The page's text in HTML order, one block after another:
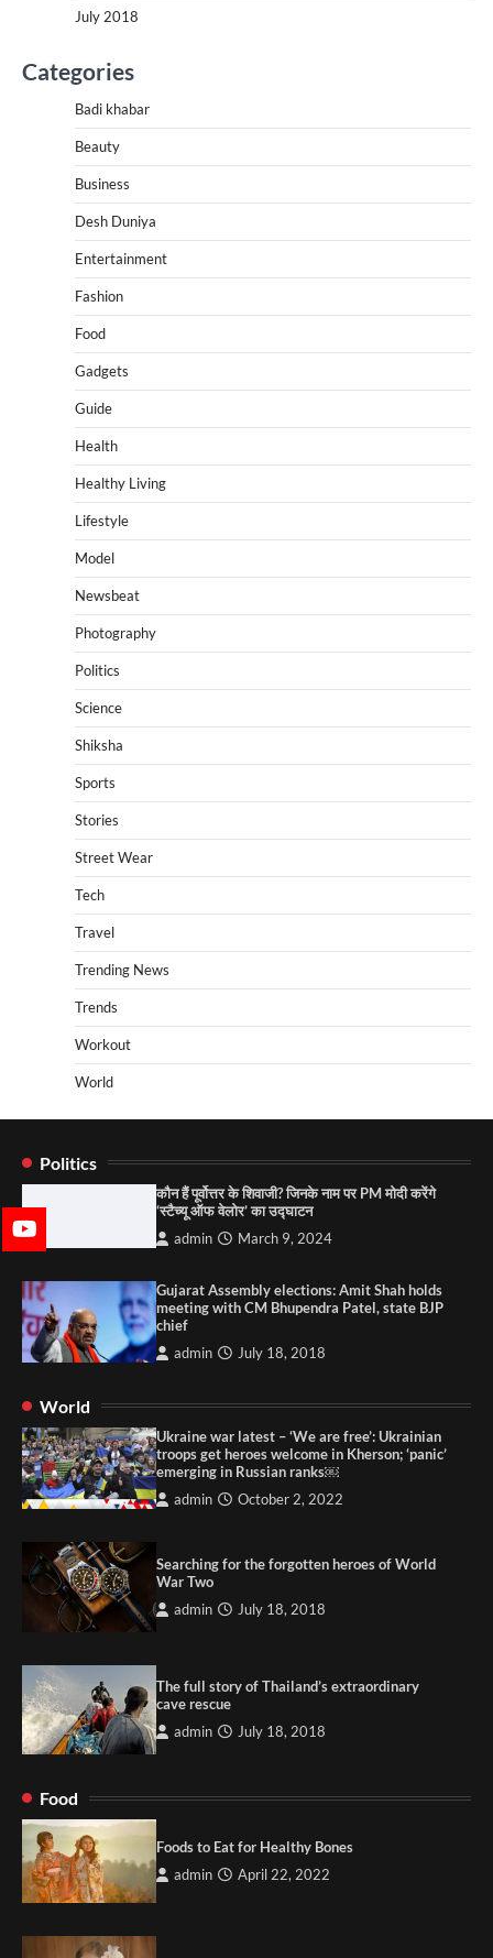
July 2018
Categories
Badi khabar
Beauty
Business
Desh Duniya
Entertainment
Fashion
Food
Gadgets
Guide
Health
Healthy Living
Lifestyle
Model
Newsbeat
Photography
Politics
Science
Shiksha
Sports
Stories
Street Wear
Tech
Travel
Trending News
Trends
Workout
World
Politics
कौन हैं पूर्वोत्तर के शिवाजी? जिनके नाम पर PM मोदी करेंगे
‘स्टैच्यू ऑफ वेलोर’ का उद्घाटन
admin March 9, 2024
Gujarat Assembly elections: Amit Shah holds
meeting with CM Bhupendra Patel, state BJP
chief
admin July 18, 2018
World
Ukraine war latest – ‘We are free’: Ukrainian
troops get heroes welcome in Kherson; ‘panic’
emerging in Russian ranks￼
admin October 2, 2022
Searching for the forgotten heroes of World
War Two
admin July 18, 2018
The full story of Thailand’s extraordinary
cave rescue
admin July 18, 2018
Food
Foods to Eat for Healthy Bones
admin April 22, 2022